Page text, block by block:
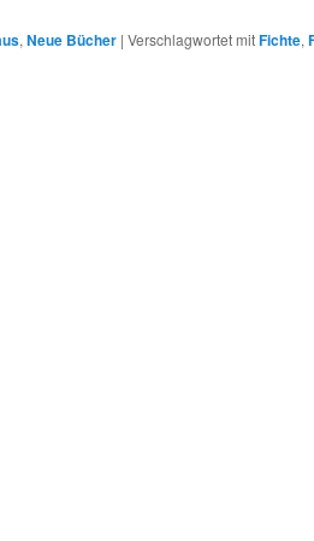
, Neue Bücher | Verschlagwortet mitFichte,